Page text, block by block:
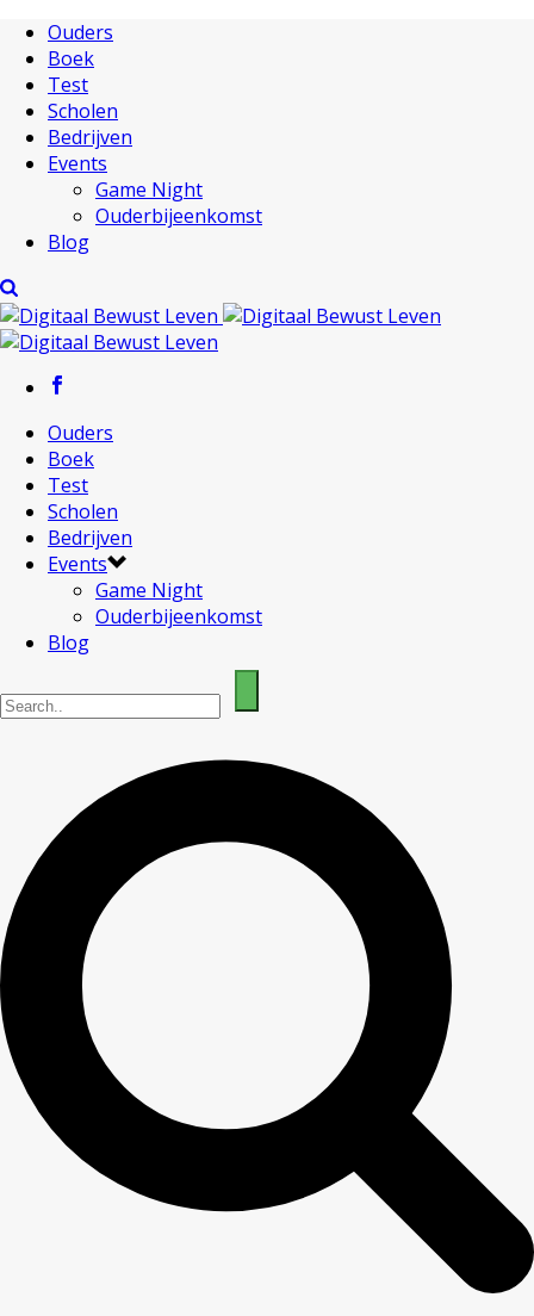
Ouders
Boek
Test
Scholen
Bedrijven
Events
Game Night
Ouderbijeenkomst
Blog
Ouders
Boek
Test
Scholen
Bedrijven
Events
Game Night
Ouderbijeenkomst
Blog